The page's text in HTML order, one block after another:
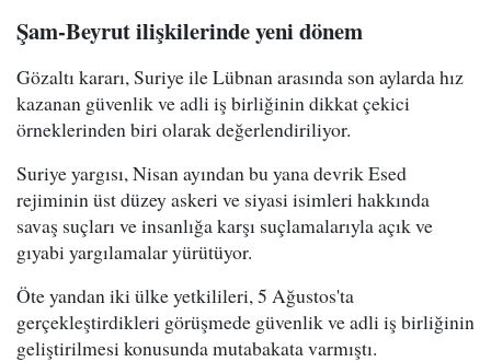
Şam-Beyrut ilişkilerinde yeni dönem
Gözaltı kararı, Suriye ile Lübnan arasında son aylarda hız
kazanan güvenlik ve adli iş birliğinin dikkat çekici
örneklerinden biri olarak değerlendiriliyor.
Suriye yargısı, Nisan ayından bu yana devrik Esed
rejiminin üst düzey askeri ve siyasi isimleri hakkında
savaş suçları ve insanlığa karşı suçlamalarıyla açık ve
gıyabi yargılamalar yürütüyor.
Öte yandan iki ülke yetkilileri, 5 Ağustos'ta
gerçekleştirdikleri görüşmede güvenlik ve adli iş birliğinin
geliştirilmesi konusunda mutabakata varmıştı.